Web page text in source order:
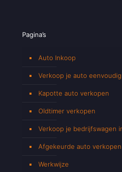
Pagina’s
Auto Inkoop
Verkoop je auto
Kapotte auto verkopen
Oldtimer verkopen
Verkoop je bedrijfswagen
Afgekeurde auto verkopen
Werkwijze